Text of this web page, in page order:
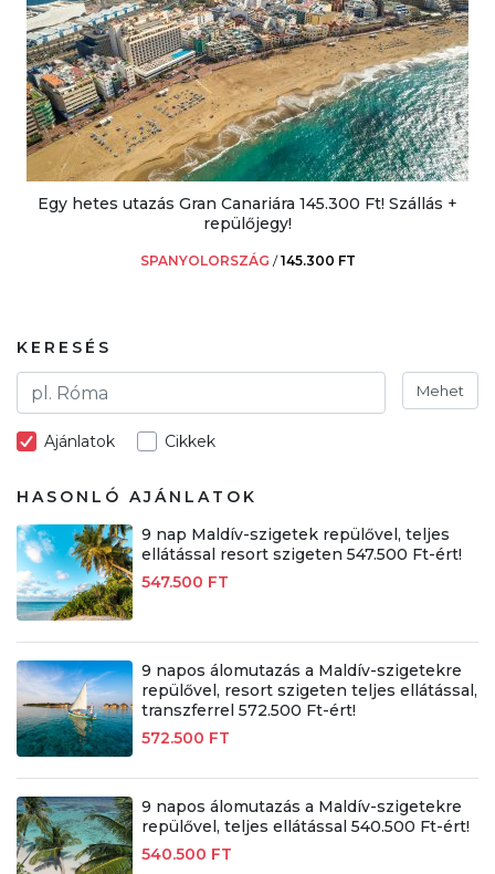
Egy hetes utazás Gran Canariára 145.300 Ft! Szállás +
repülőjegy!
SPANYOLORSZÁG /145.300 FT
KERESÉS
Mehet
Ajánlatok Cikkek
HASONLÓ AJÁNLATOK
9 nap Maldív-szigetek repülővel, teljes
ellátással resort szigeten 547.500 Ft-ért!
547.500 FT
9 napos álomutazás a Maldív-szigetekre
repülővel, resort szigeten teljes ellátással,
transzferrel 572.500 Ft-ért!
572.500 FT
9 napos álomutazás a Maldív-szigetekre
repülővel, teljes ellátással 540.500 Ft-ért!
540.500 FT